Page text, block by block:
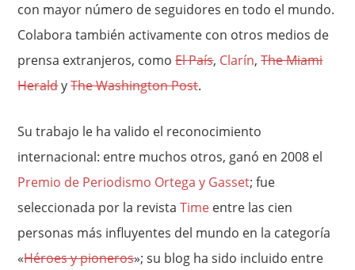
con mayor número de seguidores en todo el mundo.
Colabora también activamente con otros medios de
prensa extranjeros, comoEl País, Clarín,The Miami
HeraldyThe Washington Post.
Su trabajo le ha valido el reconocimiento
internacional: entre muchos otros, ganó en 2008 el
Premio de Periodismo Ortega y Gasset; fue
seleccionada por la revistaTime entre las cien
personas más influyentes del mundo en la categoría
«Héroes y pioneros»; su blog ha sido incluido entre